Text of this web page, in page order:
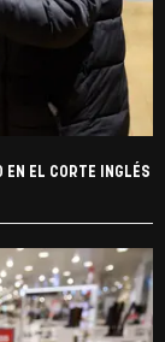
EL CORTE INGLÉS